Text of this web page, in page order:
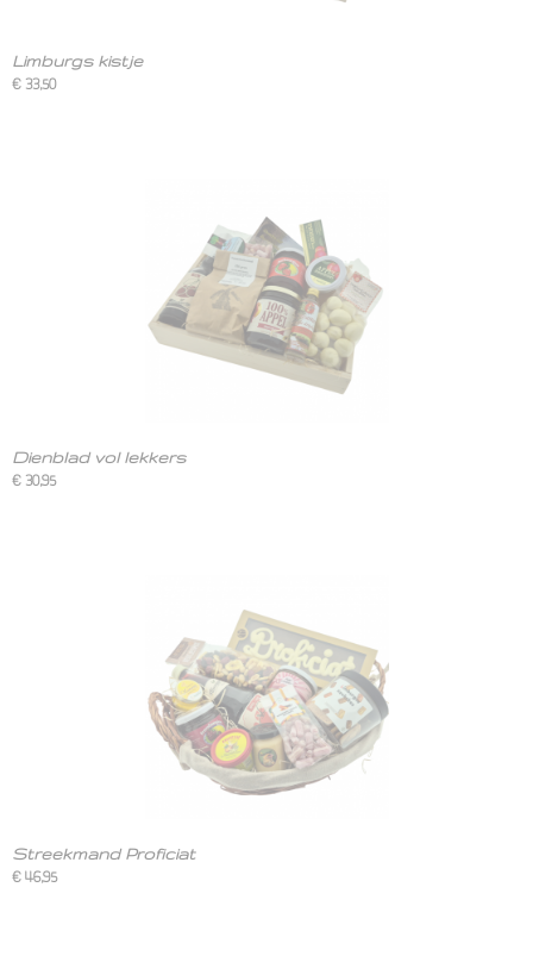
Limburgs kistje
€ 33,50
Dienblad vol lekkers
€ 30,95
Streekmand Proficiat
€ 46,95